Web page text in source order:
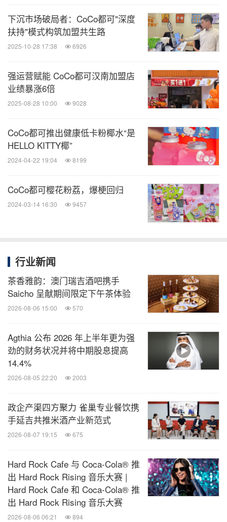
"开业首日的销售量超过了1200杯。"张丽娜至今还记
得，因为火爆程度超出预期太多，门店一度不得不暂
随后的经营中，张丽娜帮助门店不断优化外卖策略，
门店竞争力持续提升，加盟商尝到了甜头，二店、三
的，100%放心跟着我。"
3. 员工转加盟商：确保规范落地执行
张丽娜说，在CoCo内部伙伴转为加盟商的情况中，
由于多年的工作经验，他们往往对品牌的经营模式非
对这类加盟商，持续监督便成为了张丽娜的工作重
点。巡店时，她会关注营销执行、业绩对标、QSC管
理与规范遵守四大方面，针对违规行为采取正面引
导，解释规则背后的逻辑以促进理解和执行。
事实也证明，如果加盟商经过了系统的培训，又能将
品牌的运营经验在门店执行到位，业绩就会超出预
下沉市场破局者：CoCo都可"深度
扶持"模式构筑加盟共生路
2025-10-28 17:38 6926
强运营赋能 CoCo都可汉南加盟店
业绩暴涨6倍
2025-08-28 10:00 9028
CoCo都可推出健康低卡粉椰水“是
HELLO KITTY椰”
2024-04-22 19:04 8199
CoCo都可樱花粉荔，爆梗回归
2024-03-14 16:30 9457
行业新闻
茶香雅韵：澳门瑞吉酒吧携手
Saicho 呈献期间限定下午茶体验
2026-08-06 15:00 570
Agthia 公布 2026 年上半年更为强
劲的财务状况并将中期股息提高
14.4%
2026-08-05 22:20 2003
政企产渠四方聚力 雀巢专业餐饮携
手延吉共推米酒产业新范式
2026-08-07 19:15 675
Hard Rock Cafe 与 Coca-Cola® 推
出 Hard Rock Rising 音乐大赛 |
Hard Rock Cafe 和 Coca-Cola® 推
出 Hard Rock Rising 音乐大赛
2026-08-06 06:21 894